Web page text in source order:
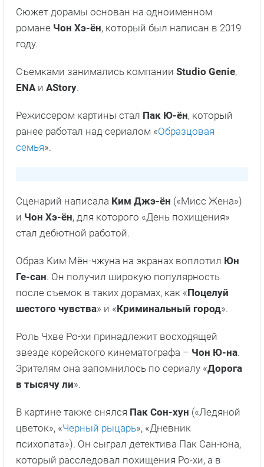
Болтун
Факты о сериале
Сюжет дорамы основан на одноименном
романеЧон Хэ-ён, который был написан в 2019
году.
Съемками занимались компании StudioGenie,
ENAи AStory.
Режиссером картины стал Пак Ю-ён, который
семья».
Сценарий написала
, для которого «День похищения»
стал дебютной работой.
Образ Ким Мён-чжуна на экранах воплотилЮн